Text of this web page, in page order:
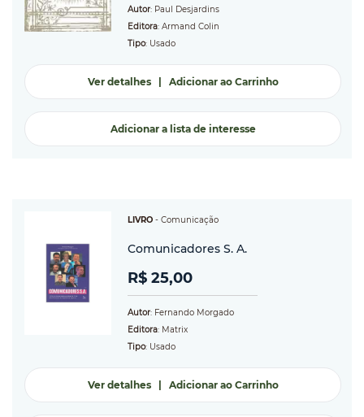
Autor: Paul Desjardins
Editora: Armand Colin
Tipo: Usado
Ver detalhes| Adicionar ao Carrinho
Adicionar a lista de interesse
LIVRO - Comunicação
Comunicadores S. A.
R$ 25,00
Autor: Fernando Morgado
Editora: Matrix
Tipo: Usado
Ver detalhes| Adicionar ao Carrinho